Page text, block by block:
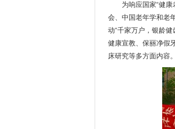
为响应国家“健
会、中国老年学和老
动“千家万户，银龄
健康宣教、保丽净假
床研究等多方面内容。